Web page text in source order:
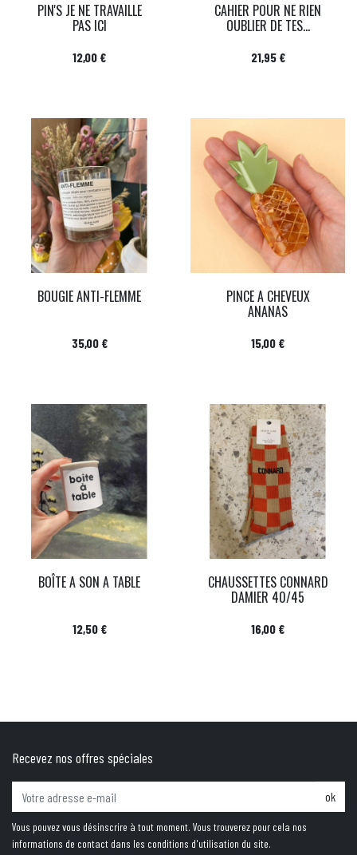
PIN'S JE NE TRAVAILLE
PAS ICI
Prix
12,00 €
CAHIER POUR NE RIEN
OUBLIER DE TES...
Prix
21,95 €
BOUGIE ANTI-FLEMME
Prix
35,00 €
PINCE A CHEVEUX
ANANAS
Prix
15,00 €
BOÎTE A SON A TABLE
Prix
12,50 €
CHAUSSETTES CONNARD
DAMIER 40/45
Prix
16,00 €
Recevez nos offres spéciales
ok
Vous pouvez vous désinscrire à tout moment. Vous trouverez pour cela nos
informations de contact dans les conditions d'utilisation du site.